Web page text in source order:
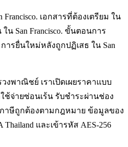
Francisco. เอกสารที่ต้องเตรียม ใน
ใน San Francisco. ขั้นตอนการ
ารยื่นใหม่หลังถูกปฏิเสธ ใน San
งพาณิชย์ เราเปิดเผยราคาแบบ
ช้จ่ายซ่อนเร้น รับชำระผ่านช่อง
าษีถูกต้องตามกฎหมาย ข้อมูลของ
และเข้ารหัส AES-256